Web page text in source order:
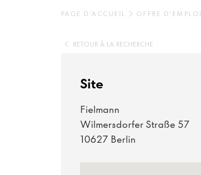
PAGE D'ACCUEIL OFFRE D'EMPLOI
RETOUR À LA RECHERCHE
Site
Fielmann
Wilmersdorfer Straße 57
10627 Berlin